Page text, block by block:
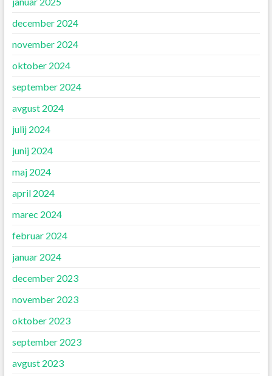
december 2024
november 2024
oktober 2024
september 2024
avgust 2024
julij 2024
junij 2024
maj 2024
april 2024
marec 2024
februar 2024
januar 2024
december 2023
november 2023
oktober 2023
september 2023
avgust 2023